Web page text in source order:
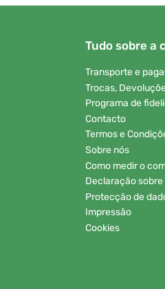
Tudo sobre a
Transporte e
Trocas,
Programa de
Contacto
Termos e
Sobre nós
Como medir o
Declaração
Protecção de
Impressão
Cookies